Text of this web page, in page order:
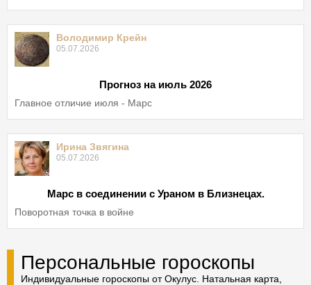
Володимир Крейн
05.07.2026
Прогноз на июль 2026
Главное отличие июля - Марс
Ирина Звягина
05.07.2026
Марс в соединении с Ураном в Близнецах.
Поворотная точка в войне
Персональные гороскопы
Индивидуальные гороскопы от Окулус. Натальная карта,